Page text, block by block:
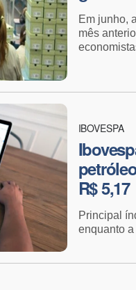
Em junho,
mês
IBOVESPA
R$ 5,17
Principal
enquanto